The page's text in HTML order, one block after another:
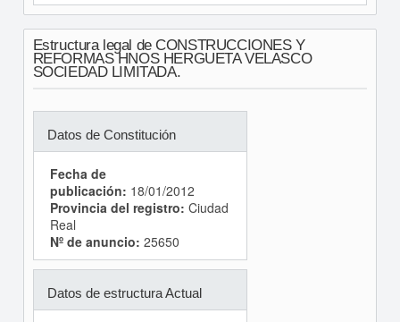
Estructura legal de CONSTRUCCIONES Y
REFORMAS HNOS HERGUETA VELASCO
SOCIEDAD LIMITADA.
Datos de Constitución
Fecha de
publicación: 18/01/2012
Provincia del registro: Ciudad
Real
Nº de anuncio: 25650
Datos de estructura Actual